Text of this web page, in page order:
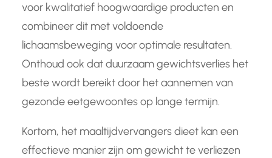
voor kwalitatief hoogwaardige producten en
combineer dit met voldoende
lichaamsbeweging voor optimale resultaten.
Onthoud ook dat duurzaam gewichtsverlies het
beste wordt bereikt door het aannemen van
gezonde eetgewoontes op lange termijn.
Kortom, het maaltijdvervangers dieet kan een
effectieve manier zijn om gewicht te verliezen